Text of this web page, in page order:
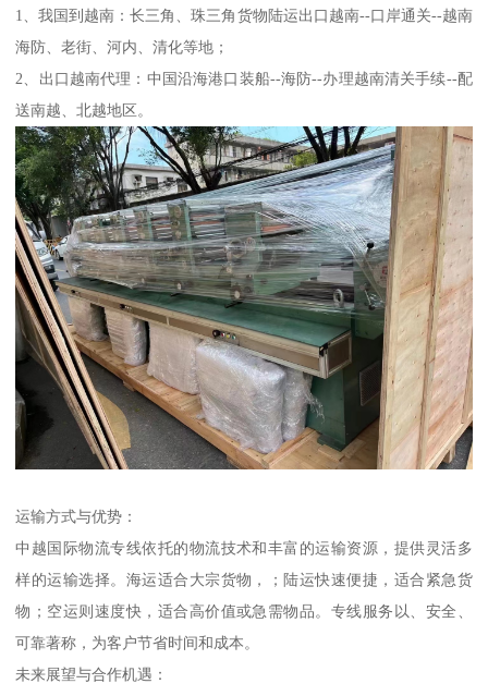
1、我国到越南：长三角、珠三角货物陆运出口越南--口岸通关--越南
海防、老街、河内、清化等地；
2、出口越南代理：中国沿海港口装船--海防--办理越南清关手续--配
送南越、北越地区。
运输方式与优势：
中越国际物流专线依托的物流技术和丰富的运输资源，提供灵活多
样的运输选择。海运适合大宗货物，；陆运快速便捷，适合紧急货
物；空运则速度快，适合高价值或急需物品。专线服务以、安全、
可靠著称，为客户节省时间和成本。
未来展望与合作机遇：